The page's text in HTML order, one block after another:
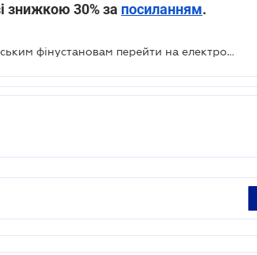
знижкою 30% за посиланням.
НБУ дозволив небанківським фінустановам перейти на електронну форму подання документів